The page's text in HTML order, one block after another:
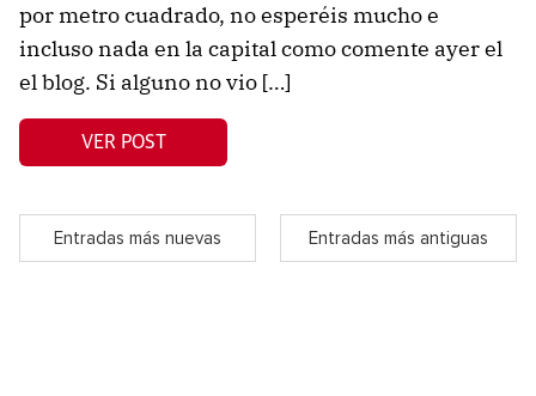
por metro cuadrado, no esperéis mucho e
incluso nada en la capital como comente ayer el
el blog. Si alguno no vio […]
VER POST
Entradas más nuevas Entradas más antiguas